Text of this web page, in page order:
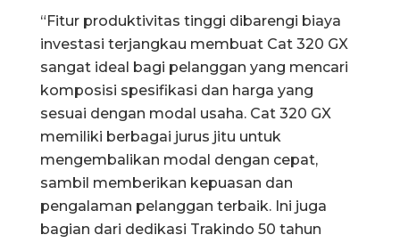
“Fitur produktivitas tinggi dibarengi biaya
investasi terjangkau membuat Cat 320 GX
sangat ideal bagi pelanggan yang mencari
komposisi spesifikasi dan harga yang
sesuai dengan modal usaha. Cat 320 GX
memiliki berbagai jurus jitu untuk
mengembalikan modal dengan cepat,
sambil memberikan kepuasan dan
pengalaman pelanggan terbaik. Ini juga
bagian dari dedikasi Trakindo 50 tahun